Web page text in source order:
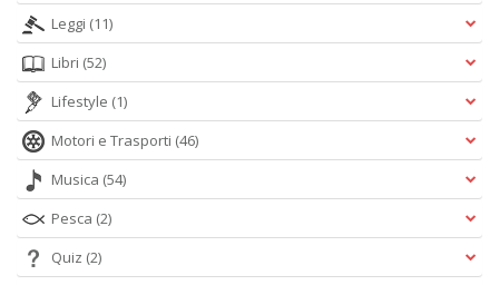
Leggi (11)
Libri (52)
Lifestyle (1)
Motori e Trasporti (46)
Musica (54)
Pesca (2)
Quiz (2)